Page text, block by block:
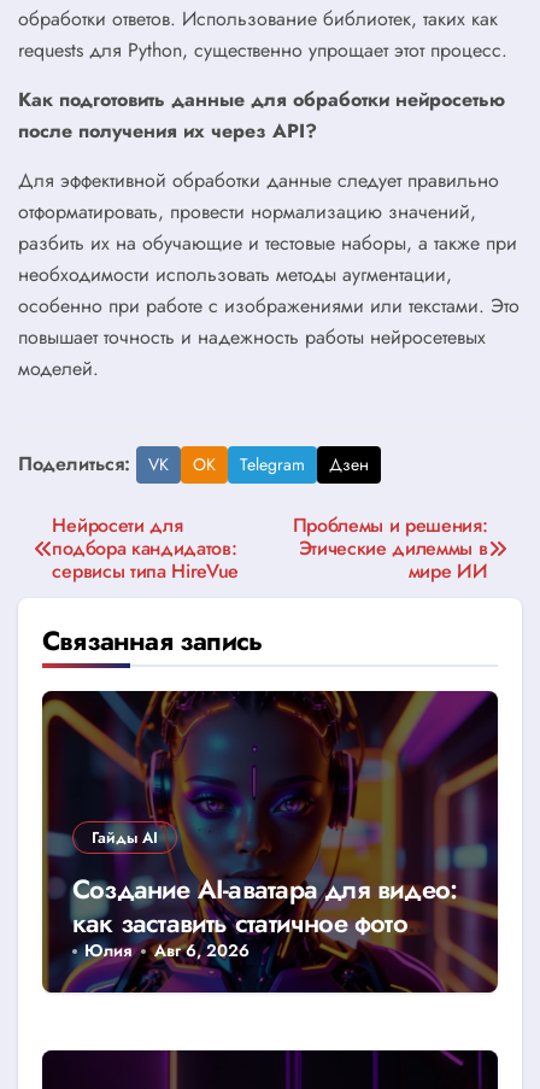
обработки ответов. Использование библиотек, таких как
requests для Python, существенно упрощает этот процесс.
Как подготовить данные для обработки нейросетью
после получения их через API?
Для эффективной обработки данные следует правильно
отформатировать, провести нормализацию значений,
разбить их на обучающие и тестовые наборы, а также при
необходимости использовать методы аугментации,
особенно при работе с изображениями или текстами. Это
повышает точность и надежность работы нейросетевых
моделей.
Поделиться: VK OK Telegram Дзен
Навигация
по
записям
Нейросети для
подбора кандидатов:
сервисы типа HireVue
Проблемы и решения:
Этические дилеммы в
мире ИИ
Связанная запись
Гайды AI
Создание AI-аватара для видео:
как заставить статичное фото
говорить
Юлия Авг 6, 2026